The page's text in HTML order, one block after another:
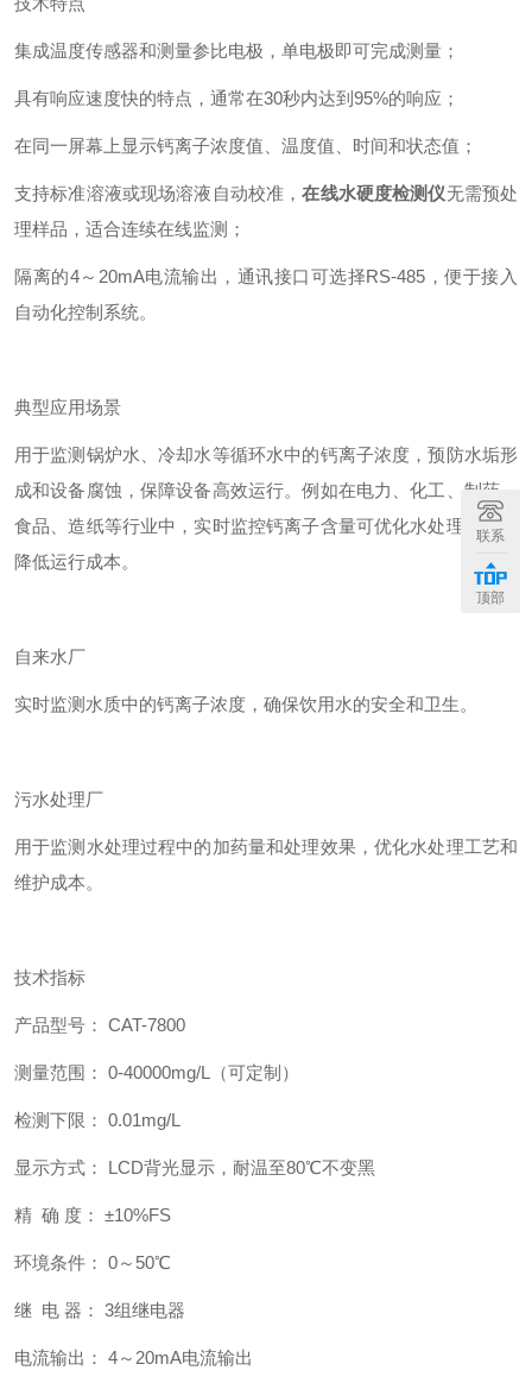
集成温度传感器和测量参比电极，单电极即可完成测量；
具有响应速度快的特点，通常在30秒内达到95%的响应；
‌在同一屏幕上显示钙离子浓度值、温度值、时间和状态值；
支持标准溶液或现场溶液自动校准，在线水硬度检测仪无需预处
理样品，适合连续在线监测；
隔离的4～20mA电流输出，通讯接口可选择RS-485，便于接入
自动化控制系统。
典型应用场景
用于监测锅炉水、冷却水等循环水中的钙离子浓度，预防水垢形
成和设备腐蚀，保障设备高效运行。例如在电力、化工、制药、
食品、造纸等行业中，实时监控钙离子含量可优化水处理工艺，
降低运行成本。
自来水厂
实时监测水质中的钙离子浓度，确保饮用水的安全和卫生。
污水处理厂
用于监测水处理过程中的加药量和处理效果，优化水处理工艺和
维护成本。
技术指标
产品型号： CAT-7800
测量范围： 0-40000mg/L（可定制）
检测下限： 0.01mg/L
显示方式： LCD背光显示，耐温至80℃不变黑
精 确 度： ±10%FS
环境条件： 0～50℃
继 电 器： 3组继电器
电流输出： 4～20mA电流输出
联系
顶部